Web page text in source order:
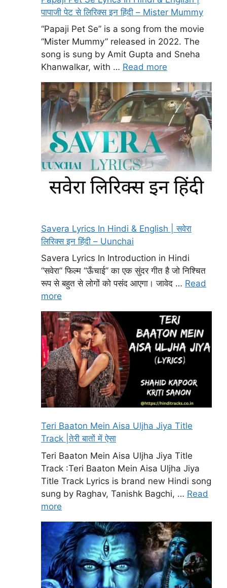
पापाजी पेट से लिरिक्स इन हिंदी – Mister Mummy
“Papaji Pet Se” is a song from the movie
“Mister Mummy” released in 2022. The
song is sung by Amit Gupta and Sneha
Khanwalkar, with … Read more
Savera Lyrics In Hindi & English | सवेरा
लिरिक्स इन हिंदी – Uunchai
Savera Lyrics In Introduction in Hindi
“सवेरा” फिल्म “ऊँचाई” का एक सुंदर गीत है जो निश्चित
रूप से बहुत से लोगों को पसंद आएगा। जावेद … Read
more
Teri Baaton Mein Aisa Uljha Jiya Title
Track |तेरी बातों में ऐसा
Teri Baaton Mein Aisa Uljha Jiya Title
Track :Teri Baaton Mein Aisa Uljha Jiya
Title Track Lyrics is brand new Hindi song
sung by Raghav, Tanishk Bagchi, … Read
more